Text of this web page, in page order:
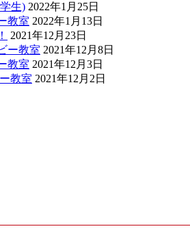
生) 2022年1月25日
教室 2022年1月13日
2021年12月23日
ー教室 2021年12月8日
教室 2021年12月3日
教室 2021年12月2日